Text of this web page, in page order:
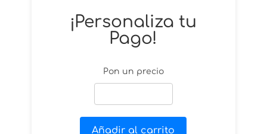
¡Personaliza tu
Pago!
Pon un precio
Añadir al carrito